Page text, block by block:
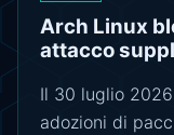
Arch Linux
attacco
Il 30 luglio
adozioni di